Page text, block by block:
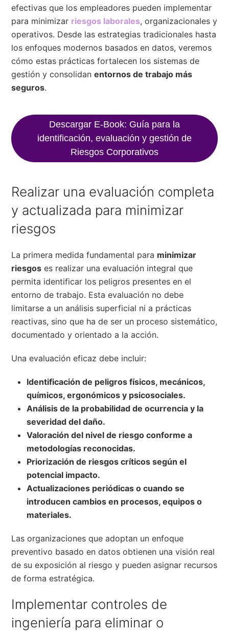
efectivas que los empleadores pueden implementar
para minimizar riesgos laborales, organizacionales y
operativos. Desde las estrategias tradicionales hasta
los enfoques modernos basados en datos, veremos
cómo estas prácticas fortalecen los sistemas de
gestión y consolidanentornos de trabajo más
seguros.
Descargar E-Book: Guía para la
identificación, evaluación y gestión de
Riesgos Corporativos
Realizar una evaluación completa
y actualizada para minimizar
riesgos
La primera medida fundamental para minimizar
riesgos es realizar una evaluación integral que
permita identificar los peligros presentes en el
entorno de trabajo. Esta evaluación no debe
limitarse a un análisis superficial ni a prácticas
reactivas, sino que ha de ser un proceso sistemático,
documentado y orientado a la acción.
Una evaluación eficaz debe incluir:
Identificación de peligros físicos, mecánicos,
químicos, ergonómicos y psicosociales.
Análisis de la probabilidad de ocurrencia y la
severidad del daño.
Valoración del nivel de riesgo conforme a
metodologías reconocidas.
Priorización de riesgos críticos según el
potencial impacto.
Actualizaciones periódicas o cuando se
introducen cambios en procesos, equipos o
materiales.
Las organizaciones que adoptan un enfoque
preventivo basado en datos obtienen una visión real
de su exposición al riesgo y pueden asignar recursos
de forma estratégica.
Implementar controles de
ingeniería para eliminar o